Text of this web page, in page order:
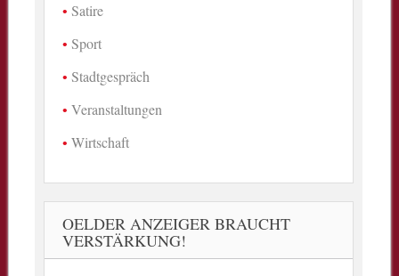
Satire
Sport
Stadtgespräch
Veranstaltungen
Wirtschaft
OELDER ANZEIGER BRAUCHT
VERSTÄRKUNG!